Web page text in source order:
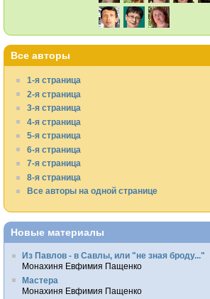
Все авторы
1-я страница
2-я страница
3-я страница
4-я страница
5-я страница
6-я страница
7-я страница
8-я страница
Все авторы на одной странице
Новые материалы
Из Павлов - в Савлы, или "не зная броду..."
Монахиня Евфимия Пащенко
Мастера
Монахиня Евфимия Пащенко